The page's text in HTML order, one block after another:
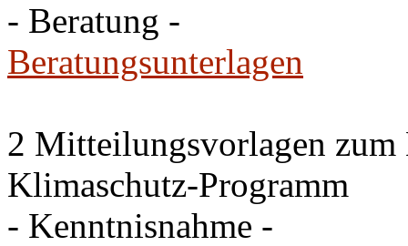
- Beratung -
Beratungsunterlagen
2 Mitteilungsvorlagen zum
Klimaschutz-Programm
- Kenntnisnahme -